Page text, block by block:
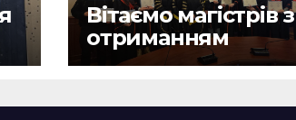
Вітаємо магістрів з
отриманням
дипломів!